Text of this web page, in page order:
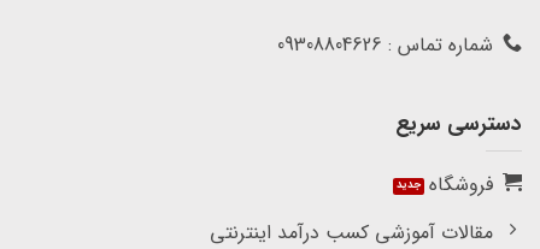
شماره تماس : 09308804626
دسترسی سریع
فروشگاه
مقالات آموزشی کسب درآمد اینترنتی